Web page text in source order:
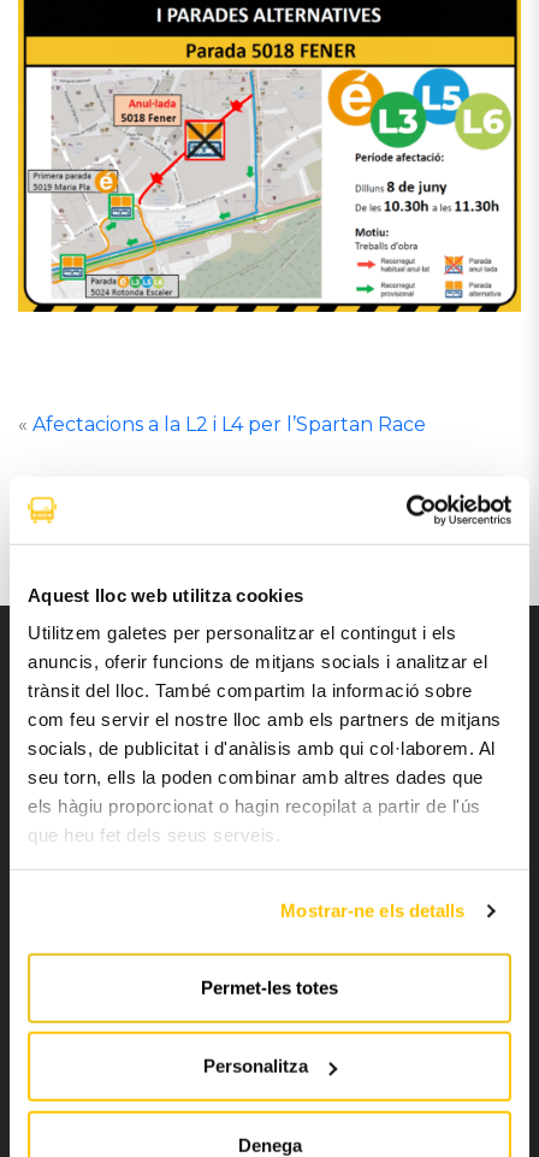
Aquest lloc web utilitza cookies
Utilitzem galetes per personalitzar el contingut i els
anuncis, oferir funcions de mitjans socials i analitzar el
trànsit del lloc. També compartim la informació sobre
com feu servir el nostre lloc amb els partners de mitjans
socials, de publicitat i d'anàlisis amb qui col·laborem. Al
seu torn, ells la poden combinar amb altres dades que
els hàgiu proporcionat o hagin recopilat a partir de l'ús
que heu fet dels seus serveis.
Mostrar-ne els detalls
Permet-les totes
Personalitza
Denega
« Afectacions a la L2 i L4 per l’Spartan Race
de juny
OFICINA E.N.A.
Carrer de la Cúria
AD500 Andorra la Vella
(Principat d’Andorra)
info@bus.ad
moute_en_bus